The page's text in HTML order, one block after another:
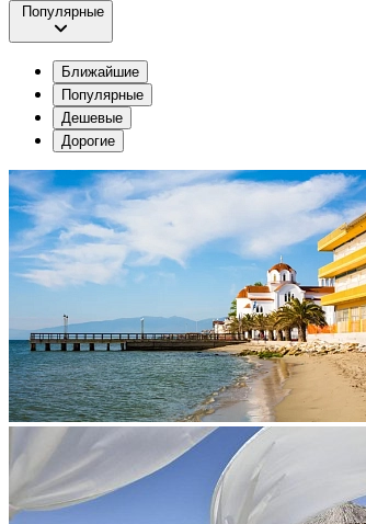
Популярные
Ближайшие
Популярные
Дешевые
Дорогие